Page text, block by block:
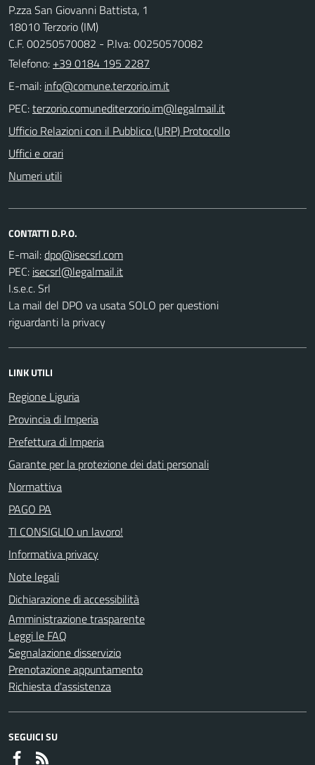
P.zza San Giovanni Battista, 1
18010 Terzorio (IM)
C.F. 00250570082 - P.Iva: 00250570082
Telefono: +39 0184 195 2287
E-mail:
PEC:
Ufficio Relazioni con il Pubblico (URP) Protocollo
Uffici e orari
Numeri utili
CONTATTI D.P.O.
E-mail:
PEC:
I.s.e.c. Srl
La mail del DPO va usata SOLO per questioni
riguardanti la privacy
LINK UTILI
Regione Liguria
Provincia di Imperia
Prefettura di Imperia
Garante per la protezione dei dati personali
Normattiva
PAGO PA
TI CONSIGLIO un lavoro!
Informativa privacy
Note legali
Dichiarazione di accessibilità
Amministrazione trasparente
Leggi le FAQ
Segnalazione disservizio
Prenotazione appuntamento
Richiesta d'assistenza
SEGUICI SU